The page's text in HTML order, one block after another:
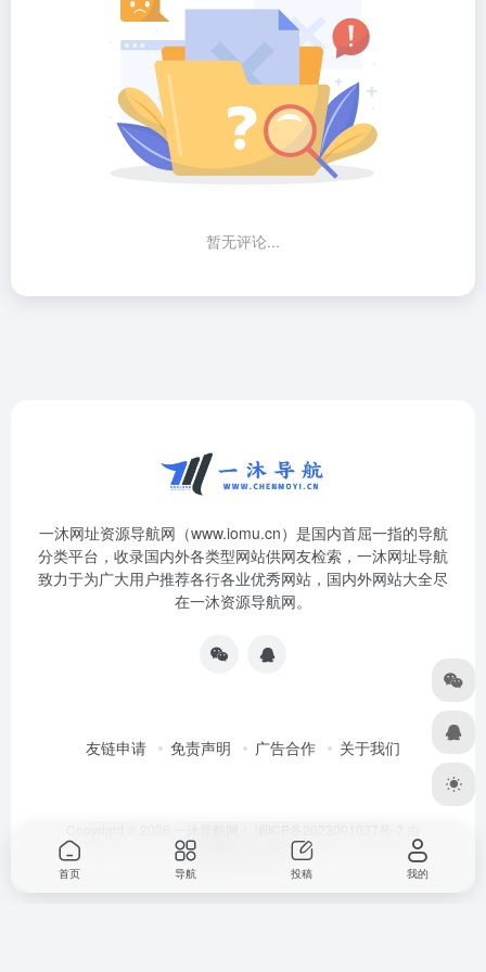
暂无评论...
一沐网址资源导航网（www.iomu.cn）是国内首屈一指的导航
分类平台，收录国内外各类型网站供网友检索，一沐网址导航
致力于为广大用户推荐各行各业优秀网站，国内外网站大全尽
在一沐资源导航网。
友链申请 免责声明 广告合作 关于我们
OneNav 强力驱动
首页 导航 投稿 我的